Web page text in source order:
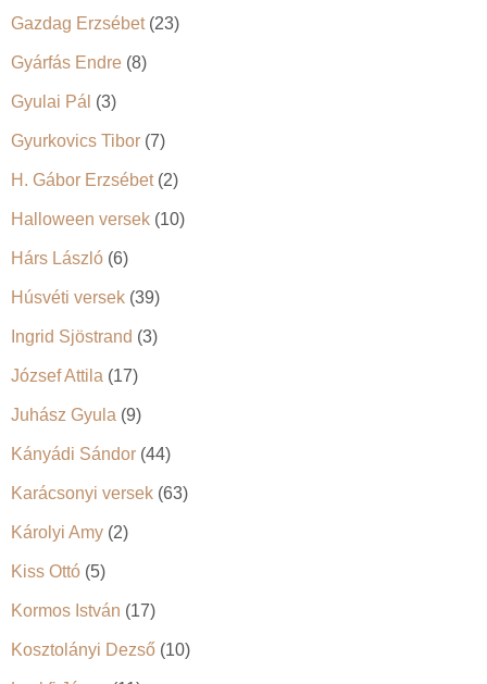
Gazdag Erzsébet(23)
Gyárfás Endre (8)
Gyulai Pál (3)
Gyurkovics Tibor (7)
H. Gábor Erzsébet(2)
Halloween versek (10)
Hárs László (6)
Húsvéti versek (39)
Ingrid Sjöstrand (3)
József Attila (17)
Juhász Gyula (9)
Kányádi Sándor (44)
Karácsonyi versek (63)
Károlyi Amy (2)
Kiss Ottó (5)
Kormos István (17)
Kosztolányi Dezső (10)